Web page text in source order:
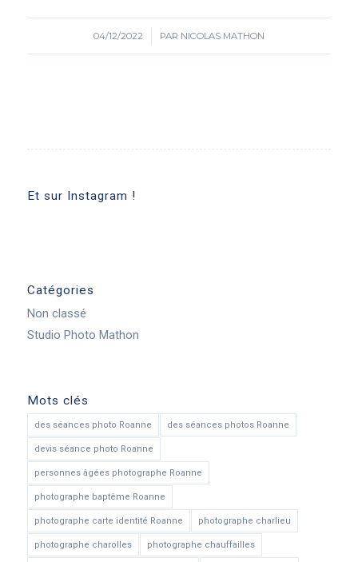
04/12/2022
/ PAR NICOLAS MATHON
Et sur Instagram !
Catégories
Non classé
Studio Photo Mathon
Mots clés
des séances photo Roanne des séances photos Roanne
devis séance photo Roanne
personnes âgées photographe Roanne
photographe baptême Roanne
photographe carte identité Roanne photographe charlieu
photographe charolles photographe chauffailles